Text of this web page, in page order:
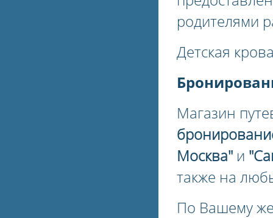
родителями
Детская
Магазин
Москва" и
также на
По Вашему